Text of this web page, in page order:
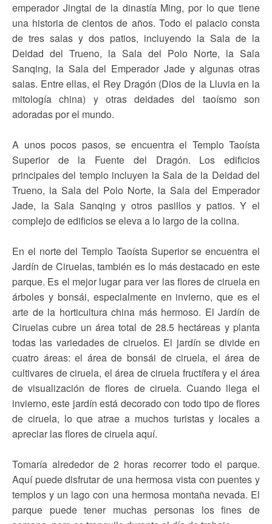
emperador Jingtai de la dinastía Ming, por lo que tiene
una historia de cientos de años. Todo el palacio consta
de tres salas y dos patios, incluyendo la Sala de la
Deidad del Trueno, la Sala del Polo Norte, la Sala
Sanqing, la Sala del Emperador Jade y algunas otras
salas. Entre ellas, el Rey Dragón (Dios de la Lluvia en la
mitología china) y otras deidades del taoísmo son
adoradas por el mundo.
A unos pocos pasos, se encuentra el Templo Taoísta
Superior de la Fuente del Dragón. Los edificios
principales del templo incluyen la Sala de la Deidad del
Trueno, la Sala del Polo Norte, la Sala del Emperador
Jade, la Sala Sanqing y otros pasillos y patios. Y el
complejo de edificios se eleva a lo largo de la colina.
En el norte del Templo Taoísta Superior se encuentra el
Jardín de Ciruelas, también es lo más destacado en este
parque. Es el mejor lugar para ver las flores de ciruela en
árboles y bonsái, especialmente en invierno, que es el
arte de la horticultura china más hermoso. El Jardín de
Ciruelas cubre un área total de 28.5 hectáreas y planta
todas las variedades de ciruelos. El jardín se divide en
cuatro áreas: el área de bonsái de ciruela, el área de
cultivares de ciruela, el área de ciruela fructífera y el área
de visualización de flores de ciruela. Cuando llega el
invierno, este jardín está decorado con todo tipo de flores
de ciruela, lo que atrae a muchos turistas y locales a
apreciar las flores de ciruela aquí.
Tomaría alrededor de 2 horas recorrer todo el parque.
Aquí puede disfrutar de una hermosa vista con puentes y
templos y un lago con una hermosa montaña nevada. El
parque puede tener muchas personas los fines de